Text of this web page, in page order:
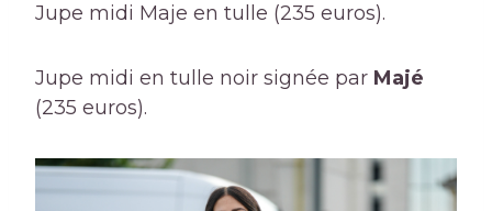
Jupe midi Maje en tulle (235 euros).
Jupe midi en tulle noir signée par Majé
(235 euros).